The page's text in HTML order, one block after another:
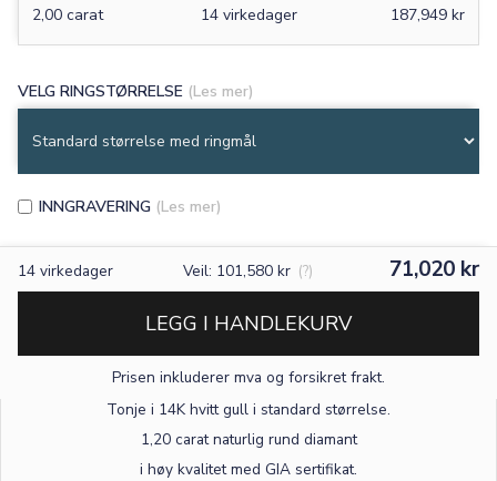
2,00 carat 187,949 kr
14 virkedager
VELG RINGSTØRRELSE (Les mer)
INNGRAVERING (Les mer)
14 virkedager Veil: 101,580 kr (?) 71,020 kr
LEGG I HANDLEKURV
Prisen inkluderer mva og forsikret frakt.
Tonje i 14K hvitt gull i standard størrelse.
1,20 carat naturlig rund diamant
i høy kvalitet med GIA sertifikat.